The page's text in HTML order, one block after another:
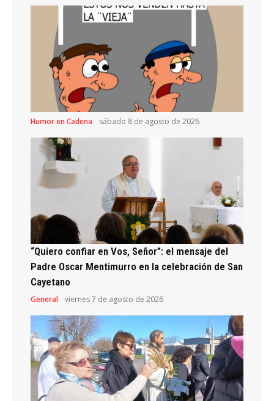
Humor en Cadena sábado 8 de agosto de 2026
“Quiero confiar en Vos, Señor”: el mensaje del
Padre Oscar Mentimurro en la celebración de San
Cayetano
General viernes 7 de agosto de 2026